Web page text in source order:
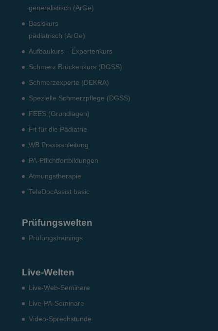
generalistisch (ArGe)
Basiskurs
pädiatrisch (ArGe)
Aufbaukurs – Expertenkurs
Schmerz Brückenkurs (DGSS)
Schmerzexperte (DEKRA)
Spezielle Schmerzpflege (DGSS)
FEES (Grundlagen)
Fit für die Pädiatrie
WB Praxisanleitung
PA-Pflichtfortbildungen
Atmungstherapie
TeleDocAssist basic
Prüfungswelten
Prü­fungs­trai­nings
Live-Welten
Live-Web-Seminare
Live-PA-Seminare
Video-Sprechstunde